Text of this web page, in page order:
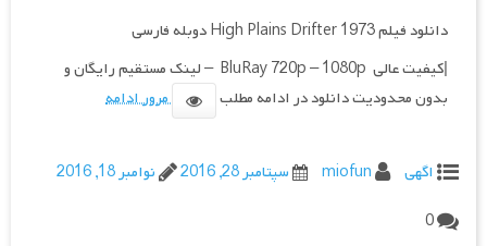
دانلود فیلم High Plains Drifter 1973 دوبله فارسی
|کیفیت عالی BluRay 720p – 1080p – لینک مستقیم رایگان و
بدون محدودیت دانلود در ادامه مطلب
مرور ادامه
اگهی miofun سپتامبر 28, 2016
نوامبر 18, 2016
0